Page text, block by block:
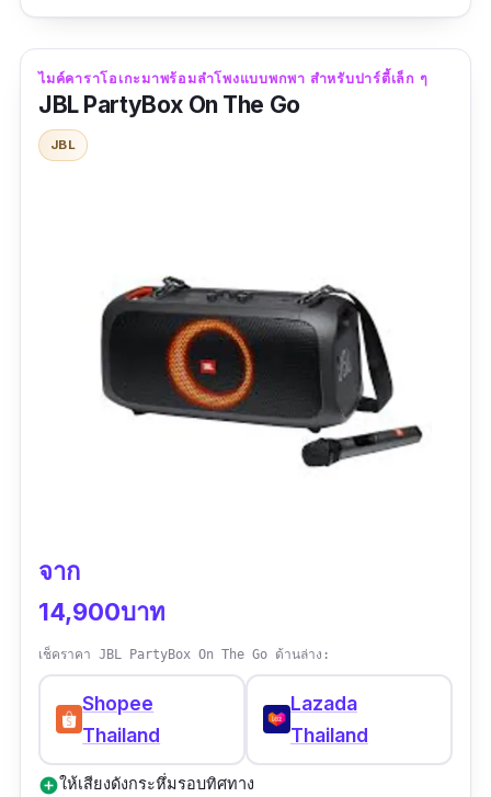
ไมค์คาราโอเกะมาพร้อมลำโพงแบบพกพา สำหรับปาร์ตี้เล็ก ๆ
JBL PartyBox On The Go
JBL
จาก
14,900บาท
เช็คราคา JBL PartyBox On The Go ด้านล่าง:
Shopee
Thailand
Lazada
Thailand
add_circleให้เสียงดังกระหึ่มรอบทิศทาง